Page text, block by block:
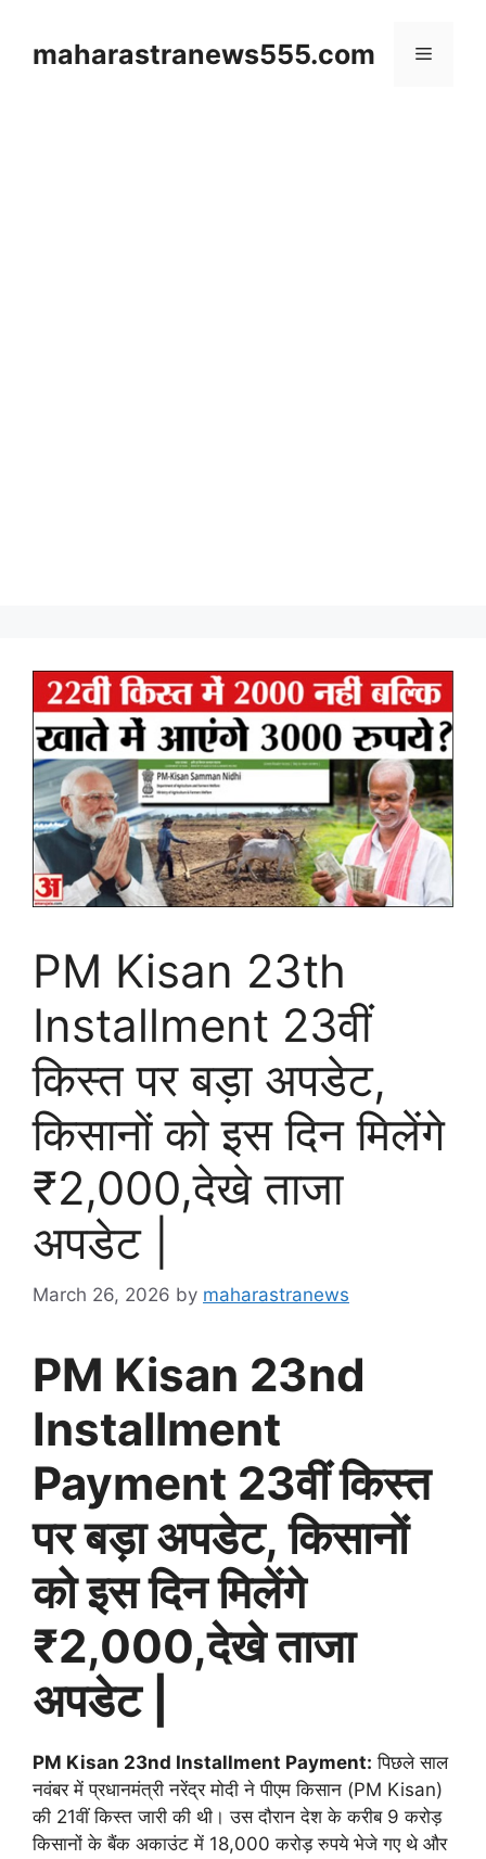
contentmaharastranews555.com Menu
PM Kisan 23th
Installment 23वीं
किस्त पर बड़ा अपडेट,
किसानों को इस दिन मिलेंगे
₹2,000,देखे ताजा
अपडेट |
March 26, 2026 by maharastranews
PM Kisan 23nd
Installment
Payment 23वीं किस्त
पर बड़ा अपडेट, किसानों
को इस दिन मिलेंगे
₹2,000,देखे ताजा
अपडेट |
PM Kisan 23nd Installment Payment: पिछले साल
नवंबर में प्रधानमंत्री नरेंद्र मोदी ने पीएम किसान (PM Kisan)
की 21वीं किस्त जारी की थी। उस दौरान देश के करीब 9 करोड़
किसानों के बैंक अकाउंट में 18,000 करोड़ रुपये भेजे गए थे और